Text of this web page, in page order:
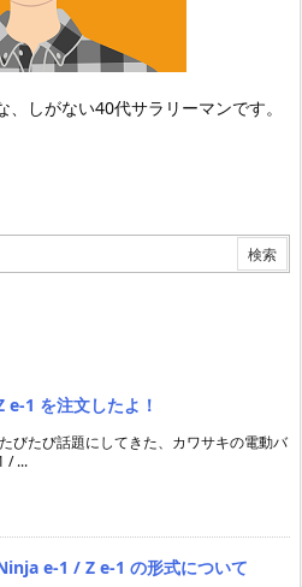
しがない40代サラリーマンです。
1 を注文したよ！
びたび話題にしてきた、カワサキの電動バ
/ ...
e-1 / Z e-1 の形式について